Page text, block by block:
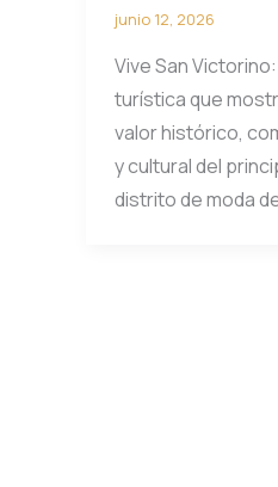
junio 12, 2026
Vive San
turística que
valor histórico,
y cultural del
distrito de moda